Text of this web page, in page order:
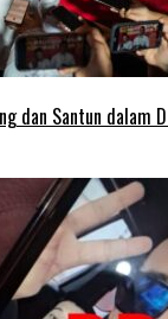
dan Santun dalam